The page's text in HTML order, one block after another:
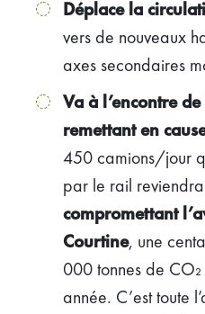
Déplace la
vers de nouveaux
axes secondaires
Va à l’encontre
remettant en
450 camions/jour
par le rail
compromettant
Courtine, une
000 tonnes de
année. C’est toute